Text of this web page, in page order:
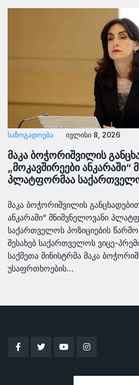
ᲡᲐᲖᲝᲒᲐᲓᲝᲔᲑᲐ ივლისი 8, 2026
მაკა ბოჭორიშვილის
„მოკავშირეები ანკარაში“
პლატფორმაა
მაკა ბოჭორიშვილის
ანკარაში“ მნიშვნელოვანი
საქართველოს პოზიციების
შესახებ საქართველოს ვიცე-
საქმეთა მინისტრმა მაკა
უსაფრთხოების…